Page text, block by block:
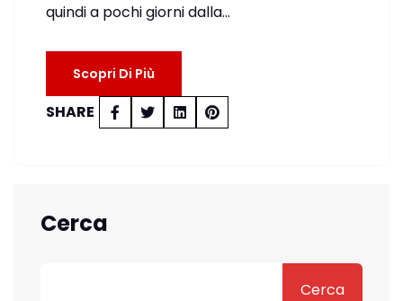
quindi a pochi giorni dalla…
Scopri Di Più
SHARE
Cerca
Cerca